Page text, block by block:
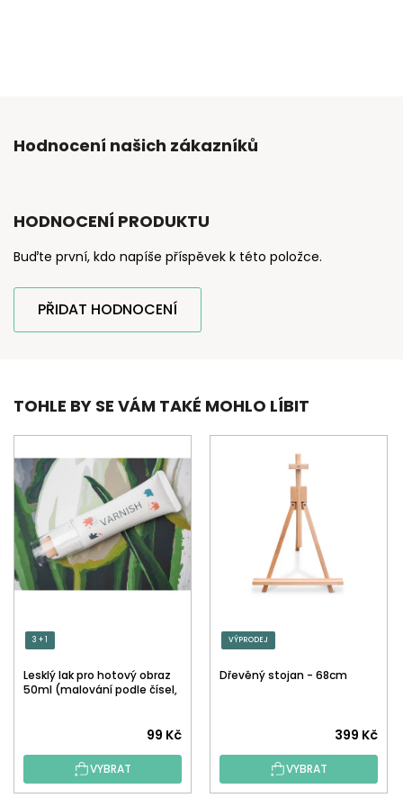
Hodnocení našich zákazníků
HODNOCENÍ PRODUKTU
Buďte první, kdo napíše příspěvek k této položce.
PŘIDAT HODNOCENÍ
TOHLE BY SE VÁM TAKÉ MOHLO LÍBIT
3 + 1
Lesklý lak pro hotový obraz
50ml (malování podle čísel,
hodnocení
produktu
je
99 Kč
VYBRAT
VÝPRODEJ
Dřevěný stojan - 68cm
399 Kč
VYBRAT